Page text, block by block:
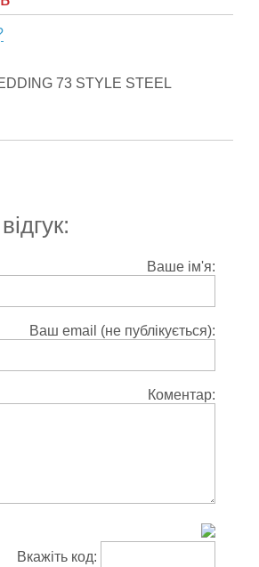
73 STYLE STEEL
Ваше ім'я:
Ваш email (не публікується):
Коментар:
Вкажіть код: